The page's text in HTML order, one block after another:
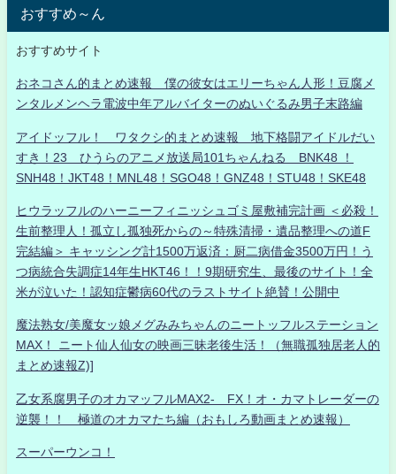
おすすめ～ん
おすすめサイト
おネコさん的まとめ速報 僕の彼女はエリーちゃん人形！豆腐メ
ンタルメンヘラ電波中年アルバイターのぬいぐるみ男子末路編
アイドッフル！ ワタクシ的まとめ速報 地下格闘アイドルだい
すき！23 ひうらのアニメ放送局101ちゃんねる BNK48 ！
SNH48！JKT48！MNL48！SGO48！GNZ48！STU48！SKE48
ヒウラッフルのハーニーフィニッシュゴミ屋敷補完計画 ＜必殺！
生前整理人！孤立し孤独死からの～特殊清掃・遺品整理への道F
完結編＞ キャッシング計1500万返済：厨二病借金3500万円！う
つ病統合失調症14年生HKT46！！9期研究生、最後のサイト！全
米が泣いた！認知症鬱病60代のラストサイト絶賛！公開中
魔法熟女/美魔女ッ娘メグみみちゃんのニートッフルステーション
MAX！ ニート仙人仙女の映画三昧老後生活！（無職孤独居老人的
まとめ速報Z)]
乙女系腐男子のオカマッフルMAX2- FX！オ・カマトレーダーの
逆襲！！ 極道のオカマたち編（おもしろ動画まとめ速報）
スーパーウンコ！